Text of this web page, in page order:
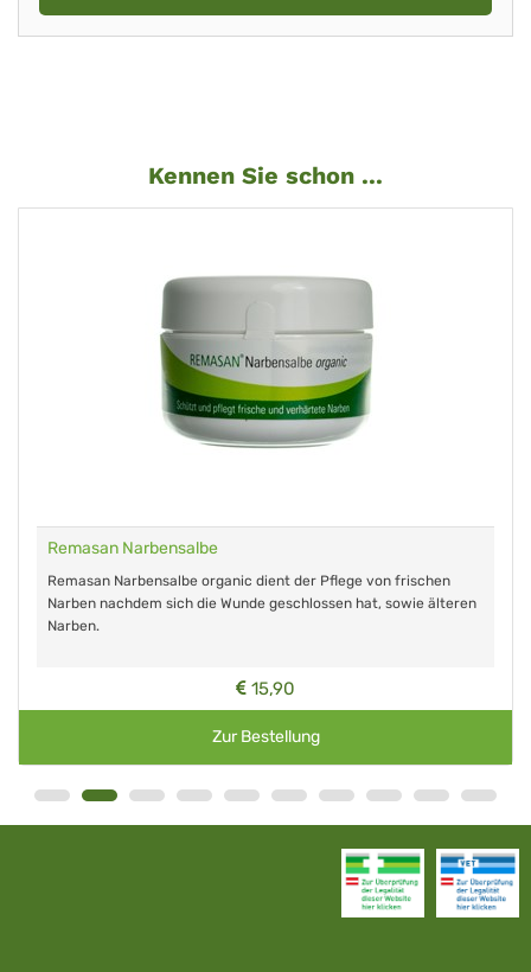
Kennen Sie schon ...
Remasan Narbensalbe
Remasan Narbensalbe organic dient der Pflege von frischen
Narben nachdem sich die Wunde geschlossen hat, sowie älteren
Narben.
15,90
Zur Bestellung